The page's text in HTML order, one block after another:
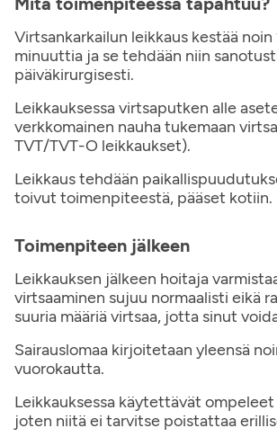
Virtsankarkailun leikkaus kestää
minuuttia ja se tehdään niin
päiväkirurgisesti.
Leikkauksessa virtsaputken alle
verkkomainen nauha tukemaan
TVT/TVT-O leikkaukset).
Leikkaus tehdään
toivut toimenpiteestä, pääset kotiin.
Toimenpiteen jälkeen
Leikkauksen jälkeen hoitaja
virtsaaminen sujuu normaalisti eikä
suuria määriä virtsaa, jotta sinut
Sairauslomaa kirjoitetaan yleensä
vuorokautta.
Leikkauksessa käytettävät ompeleet
joten niitä ei tarvitse poistattaa